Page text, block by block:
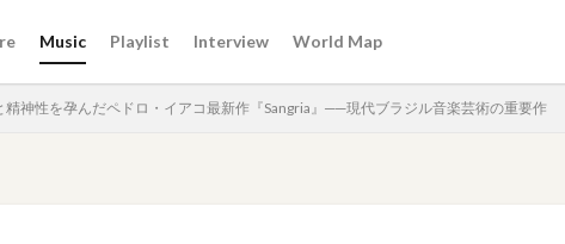
Music Playlist Interview World Map
精神性を孕んだペドロ・イアコ最新作『Sangria』──現代ブラジル音楽芸術の重要作